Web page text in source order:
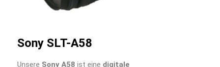
Sony SLT-A58
Unsere Sony A58 ist eine digitale